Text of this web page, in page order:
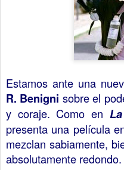
Estamos ante una
R. Benigni sobre el
y coraje. Como en
presenta una película
mezclan sabiamente,
absolutamente redondo.